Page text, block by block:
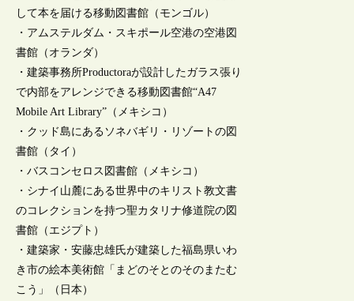
して本を届ける移動図書館（モンゴル）
・アムステルダム・スキポール空港の空港図
書館（オランダ）
・建築事務所Productoraが設計したガラス張り
で内部をアレンジできる移動図書館“A47
Mobile Art Library”（メキシコ）
・クッド島にあるソネバギリ・リゾートの図
書館（タイ）
・バスコンセロス図書館（メキシコ）
・シナイ山麓にある世界中のキリスト教文書
のコレクションを持つ聖カタリナ修道院の図
書館（エジプト）
・建築家・安藤忠雄氏が建築した福島県いわ
き市の絵本美術館「まどのそとのそのまたむ
こう」（日本）